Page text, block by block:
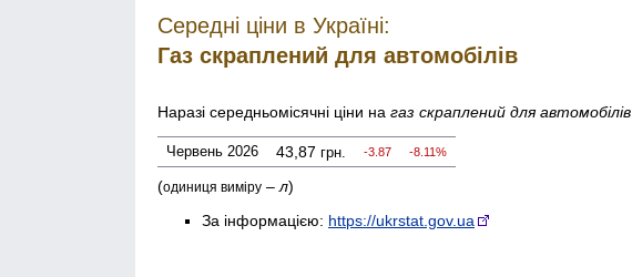
Середні ціни в Україні:
Газ скраплений для автомобілів
Наразі середньомісячні ціни на газ скраплений для автомобілів
Червень 2026 43,87 грн. -3.87 -8.11%
(одиниця виміру – л)
За інформацією: https://ukrstat.gov.ua